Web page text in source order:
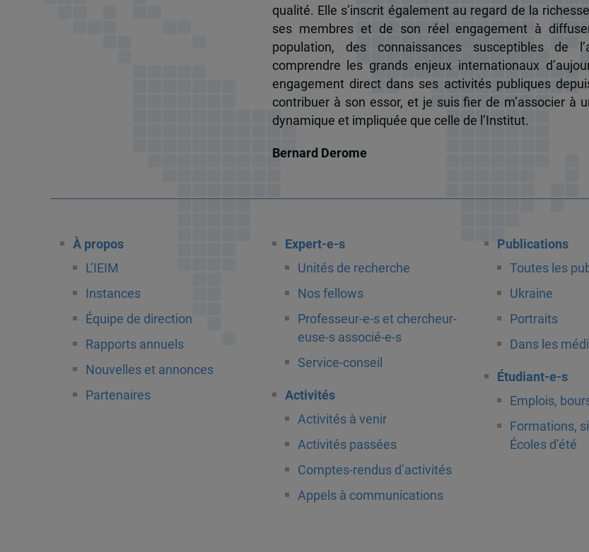
qualité. Elle s’inscrit également au regard de la
ses membres et de son réel engagement à
population, des connaissances susceptibles de
comprendre les grands enjeux internationaux
engagement direct dans ses activités publiques
contribuer à son essor, et je suis fier de m’associer à
dynamique et impliquée que celle de l’Institut.
Bernard Derome
À propos
L’IEIM
Instances
Équipe de direction
Rapports annuels
Nouvelles et annonces
Partenaires
Expert-e-s
Unités de recherche
Nos fellows
Professeur-e-s et chercheur-
euse-s associé-e-s
Service-conseil
Activités
Activités à venir
Activités passées
Comptes-rendus d’activités
Appels à communications
Publications
Toutes les
Ukraine
Portraits
Dans les
Étudiant-e-s
Emplois,
Formations,
Écoles d’été